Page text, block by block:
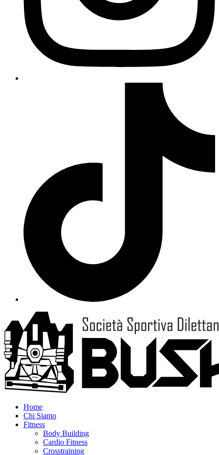
Home
Chi Siamo
Fitness
Body Building
Cardio Fitness
Crosstraining